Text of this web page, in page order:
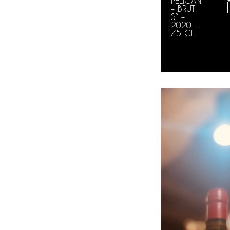
– BRUT
S° –
2020 –
75 CL